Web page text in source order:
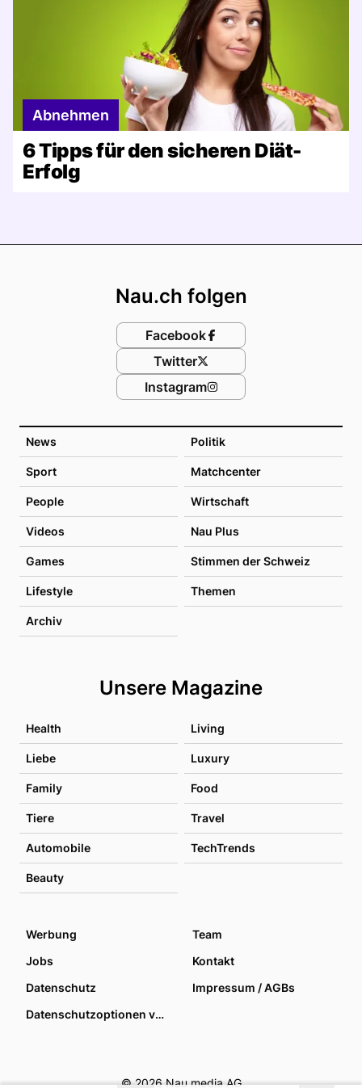
Abnehmen
6 Tipps für den sicheren Diät-
Erfolg
News Politik
Sport Matchcenter
People Wirtschaft
Videos Nau Plus
Games Stimmen der Schweiz
Lifestyle Themen
Archiv
Unsere Magazine
Health Living
Liebe Luxury
Family Food
Tiere Travel
Automobile TechTrends
Beauty
Nau.ch folgen
Facebook
Twitter
Instagram
Werbung
Team
Jobs
Kontakt
Datenschutz
Impressum / AGBs
Datenschutzoptionen verwalten
© 2026 Nau media AG